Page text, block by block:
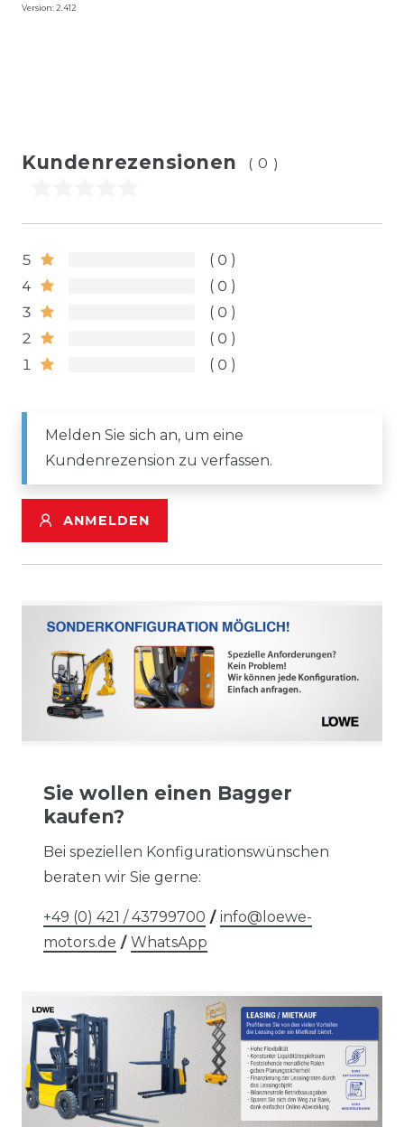
Version: 2.412
Kundenrezensionen (0)
5
0
4
0
3
0
2
0
1
0
Melden Sie sich an, um eine
Kundenrezension zu verfassen.
ANMELDEN
Sie wollen einen Bagger
kaufen?
Bei speziellen Konfigurationswünschen
beraten wir Sie gerne:
+49 (0) 421 / 43799700 / info@loewe-
motors.de / WhatsApp